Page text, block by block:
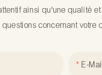
ainsi qu'une qualité
concernant votre
E-Mail